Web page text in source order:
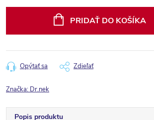
PRIDAŤ DO KOŠÍKA
Opýtať sa Zdieľať
Značka: Dr.nek
Popis produktu